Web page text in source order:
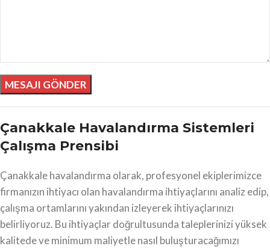
Çanakkale Havalandırma Sistemleri
Çalışma Prensibi
Çanakkale havalandırma olarak, profesyonel ekiplerimizce
firmanızın ihtiyacı olan havalandırma ihtiyaçlarını analiz edip,
çalışma ortamlarını yakından izleyerek ihtiyaçlarınızı
belirliyoruz. Bu ihtiyaçlar doğrultusunda taleplerinizi yüksek
kalitede ve minimum maliyetle nasıl buluşturacağımızı